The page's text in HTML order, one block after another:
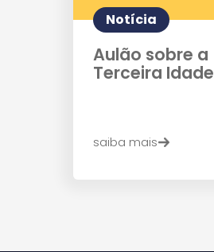
Notícia
Aulão sobre a
Terceira Idade
saiba mais